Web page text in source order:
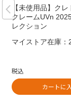
【未使用品】ク
クレームUVn
レクション
マイストア在庫：
税込
カートに